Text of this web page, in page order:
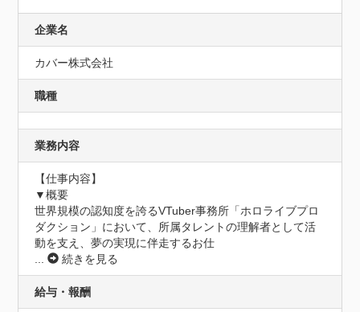
企業名
カバー株式会社
職種
業務内容
【仕事内容】
▼概要
世界規模の認知度を誇るVTuber事務所「ホロライブプロ
ダクション」において、所属タレントの理解者として活
動を支え、夢の実現に伴走するお仕
...
続きを見る
給与・報酬